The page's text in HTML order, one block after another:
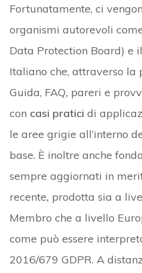
Fortunatamente, ci
organismi autorevoli come
Data Protection Board) e il
Italiano che, attraverso la
Guida, FAQ, pareri e
con casi pratici di
le aree grigie all’interno
base. È inoltre anche
sempre aggiornati in
recente, prodotta sia a
Membro che a livello
come può essere
2016/679 GDPR. A